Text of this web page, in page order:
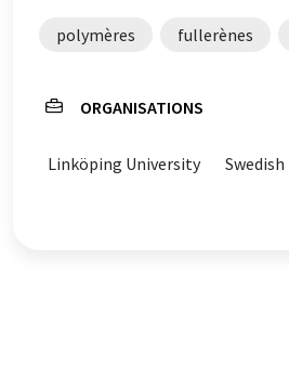
polymères fullerènes
ORGANISATIONS
Linköping University